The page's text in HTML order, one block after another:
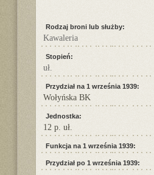
Rodzaj broni lub służby:
Kawaleria
Stopień:
uł.
Przydział na 1 września 1939:
Wołyńska BK
Jednostka:
12 p. uł.
Funkcja na 1 września 1939:
Przydział po 1 września 1939: